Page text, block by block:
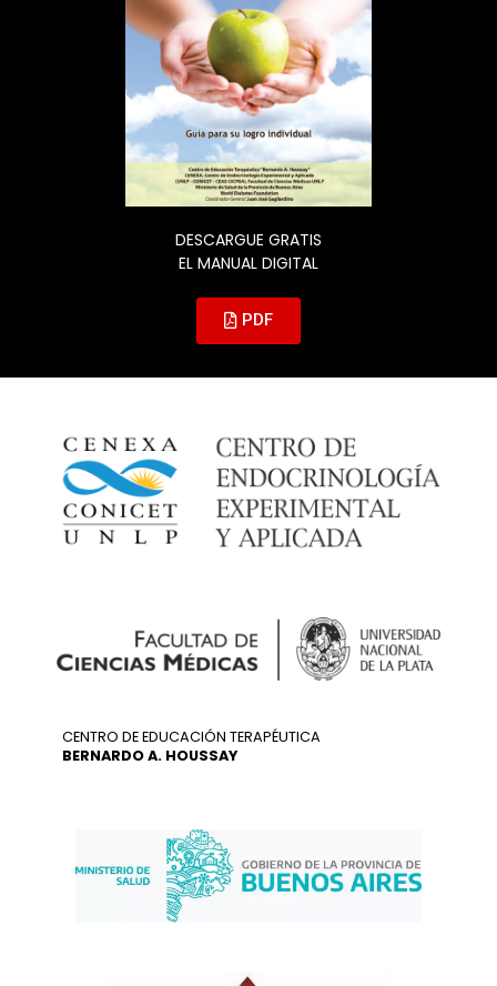
DESCARGUE GRATIS
EL MANUAL DIGITAL
PDF
CENTRO DE EDUCACIÓN TERAPÉUTICA
BERNARDO A. HOUSSAY